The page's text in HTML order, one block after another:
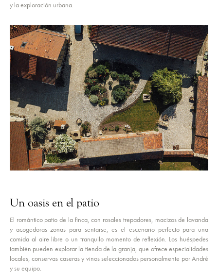
y la exploración urbana.
Un oasis en el patio
El romántico patio de la finca, con rosales trepadores, macizos de lavanda
y acogedoras zonas para sentarse, es el escenario perfecto para una
comida al aire libre o un tranquilo momento de reflexión. Los huéspedes
también pueden explorar la tienda de la granja, que ofrece especialidades
locales, conservas caseras y vinos seleccionados personalmente por André
y su equipo.